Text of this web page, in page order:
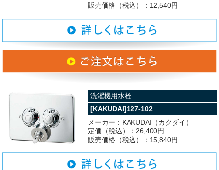
販売価格（税込）：12,540円
洗濯機用水栓
[KAKUDAI]127-102
メーカー：KAKUDAI（カクダイ）
定価（税込）：26,400円
販売価格（税込）：15,840円